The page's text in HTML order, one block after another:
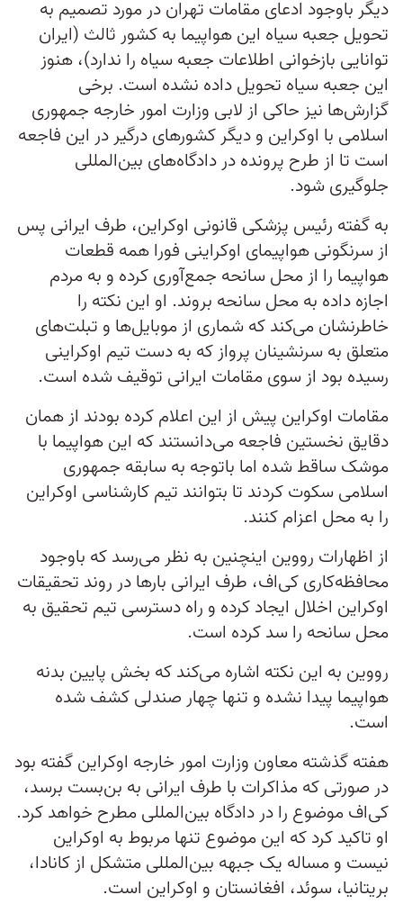
دیگر باوجود ادعای مقامات تهران در مورد تصمیم به
تحویل جعبه سیاه این هواپیما به کشور ثالث (ایران
توانایی بازخوانی اطلاعات جعبه سیاه را ندارد)، هنوز
این جعبه سیاه تحویل داده نشده است. برخی
گزارش‌ها نیز حاکی از لابی وزارت امور خارجه جمهوری
اسلامی با اوکراین و دیگر کشورهای درگیر در این فاجعه
است تا از طرح پرونده در دادگاه‌‌های بین‌المللی
جلوگیری شود.
به گفته رئیس پزشکی قانونی اوکراین، طرف ایرانی پس
از سرنگونی هواپیمای اوکراینی فورا همه قطعات
هواپیما را از محل سانحه جمع‌آوری کرده و به مردم
اجازه داده به محل سانحه بروند. او این نکته را
خاطرنشان می‌کند که شماری از موبایل‌ها و تبلت‌های
متعلق به سرنشینان پرواز که به دست تیم اوکراینی
رسیده بود از سوی مقامات ایرانی توقیف شده است.
مقامات اوکراین پیش از این اعلام کرده بودند از همان
دقایق نخستین فاجعه می‌دانستند که این هواپیما با
موشک ساقط شده اما باتوجه به سابقه جمهوری
اسلامی سکوت کردند تا بتوانند تیم کارشناسی اوکراین
را به محل اعزام کنند.
از اظهارات رووین اینچنین به نظر می‌رسد که باوجود
محافظه‌کاری کی‌اف، طرف ایرانی بارها در روند تحقیقات
اوکراین اخلال ایجاد کرده و راه دسترسی تیم تحقیق به
محل سانحه را سد کرده است.
رووین به این نکته اشاره می‌کند که بخش پایین بدنه
هواپیما پیدا نشده و تنها چهار صندلی کشف شده
است.
هفته گذشته معاون وزارت امور خارجه اوکراین گفته بود
در صورتی که مذاکرات با طرف ایرانی به بن‌بست برسد،
کی‌اف موضوع را در دادگاه بین‌المللی مطرح خواهد کرد.
او تاکید کرد که این موضوع تنها مربوط به اوکراین
نیست و مساله یک جبهه بین‌المللی متشکل از کانادا،
بریتانیا، سوئد، افغانستان و اوکراین است.